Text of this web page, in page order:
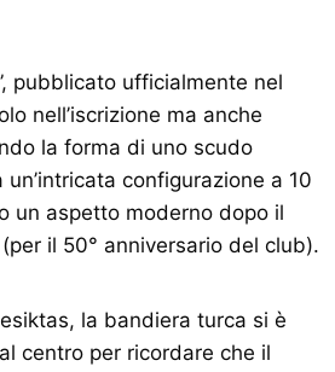
pubblicato ufficialmente nel
nell’iscrizione ma anche
la forma di uno scudo
un’intricata configurazione a 10
un aspetto moderno dopo il
il 50° anniversario del club).
la bandiera turca si è
centro per ricordare che il